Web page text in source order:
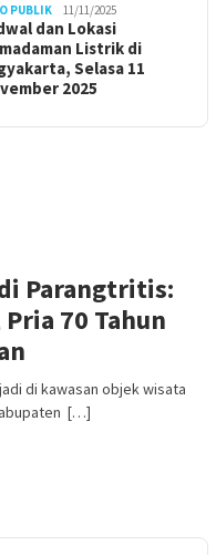
PUBLIK 11/11/2025
dan Lokasi
Listrik di
Selasa 11
2025
Parangtritis:
70 Tahun
di kawasan objek wisata
[…]